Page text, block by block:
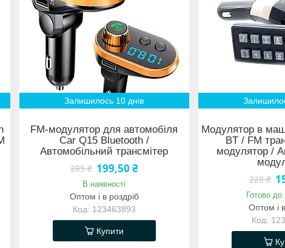
Залишилось 10 днів
FM-модулятор для автомобіля
Car Q15 Bluetooth /
Автомобільний трансмітер
285 ₴ 199,50 ₴
В наявності
Оптом і в роздріб
123463893
Купити
Модулятор в
BT / FM
модулятор /
228 ₴
Готово до
Оптом і